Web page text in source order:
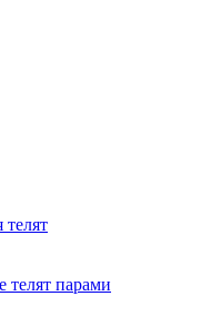
телят парами